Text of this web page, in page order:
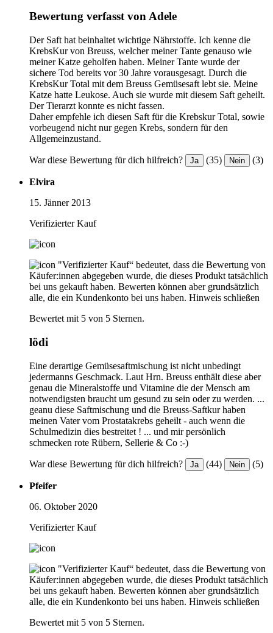
Bewertung verfasst von Adele
Der Saft hat beinhaltet wichtige Nährstoffe. Ich kenne die
KrebsKur von Breuss, welcher meiner Tante genauso wie
meiner Katze geholfen haben. Meiner Tante wurde der
sichere Tod bereits vor 30 Jahre vorausgesagt. Durch die
KrebsKur Total mit dem Breuss Gemüsesaft lebt sie. Meine
Katze hatte Leukose. Auch sie wurde mit diesem Saft geheilt.
Der Tierarzt konnte es nicht fassen.
Daher empfehle ich diesen Saft für die Krebskur Total, sowie
vorbeugend nicht nur gegen Krebs, sondern für den
Allgemeinzustand.
War diese Bewertung für dich hilfreich? Ja (35) Nein (3)
Elvira
15. Jänner 2013
Verifizierter Kauf
"Verifizierter Kauf“ bedeutet, dass die Bewertung von
Käufer:innen abgegeben wurde, die dieses Produkt tatsächlich
bei uns gekauft haben. Bewerten können aber grundsätzlich
alle, die ein Kundenkonto bei uns haben. Hinweis schließen
Bewertet mit 5 von 5 Sternen.
lödi
Eine derartige Gemüsesaftmischung ist nicht unbedingt
jedermanns Geschmack. Laut Hrn. Breuss enthält diese aber
genau die Mineralstoffe und Vitamine die der Mensch am
notwendigsten braucht um gesund zu sein oder zu werden. ...
geanu diese Saftmischung und die Breuss-Saftkur haben
meinen Vater vom Prostatakrebs geheilt - auch wenn die
Schulmedizin dies bestreitet ! ... und mir persönlich
schmecken rote Rübern, Sellerie & Co :-)
War diese Bewertung für dich hilfreich? Ja (44) Nein (5)
Pfeifer
06. Oktober 2020
Verifizierter Kauf
"Verifizierter Kauf“ bedeutet, dass die Bewertung von
Käufer:innen abgegeben wurde, die dieses Produkt tatsächlich
bei uns gekauft haben. Bewerten können aber grundsätzlich
alle, die ein Kundenkonto bei uns haben. Hinweis schließen
Bewertet mit 5 von 5 Sternen.